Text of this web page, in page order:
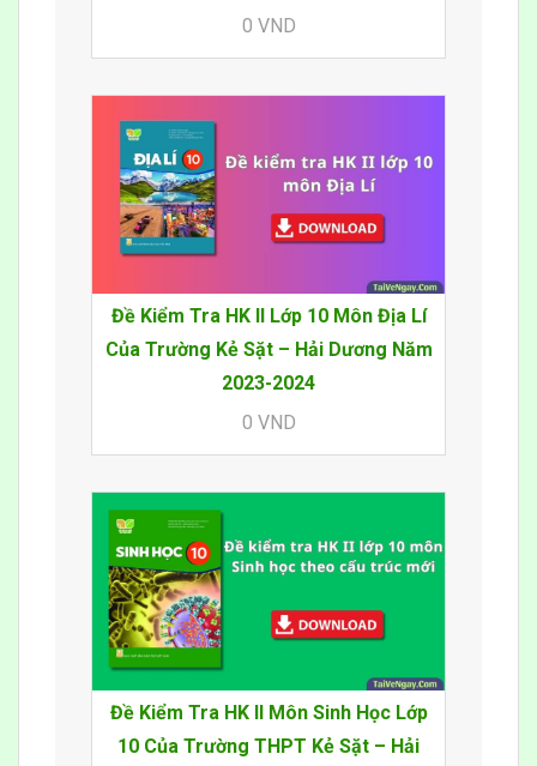
0 VND
Đề Kiểm Tra HK II Lớp 10 Môn Địa Lí
Của Trường Kẻ Sặt – Hải Dương Năm
2023-2024
0 VND
Đề Kiểm Tra HK II Môn Sinh Học Lớp
10 Của Trường THPT Kẻ Sặt – Hải